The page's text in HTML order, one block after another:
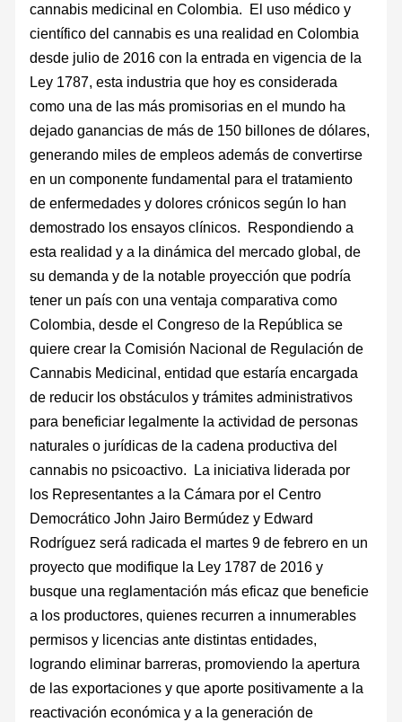
cannabis medicinal en Colombia. El uso médico y
científico del cannabis es una realidad en Colombia
desde julio de 2016 con la entrada en vigencia de la
Ley 1787, esta industria que hoy es considerada
como una de las más promisorias en el mundo ha
dejado ganancias de más de 150 billones de dólares,
generando miles de empleos además de convertirse
en un componente fundamental para el tratamiento
de enfermedades y dolores crónicos según lo han
demostrado los ensayos clínicos. Respondiendo a
esta realidad y a la dinámica del mercado global, de
su demanda y de la notable proyección que podría
tener un país con una ventaja comparativa como
Colombia, desde el Congreso de la República se
quiere crear la Comisión Nacional de Regulación de
Cannabis Medicinal, entidad que estaría encargada
de reducir los obstáculos y trámites administrativos
para beneficiar legalmente la actividad de personas
naturales o jurídicas de la cadena productiva del
cannabis no psicoactivo. La iniciativa liderada por
los Representantes a la Cámara por el Centro
Democrático John Jairo Bermúdez y Edward
Rodríguez será radicada el martes 9 de febrero en un
proyecto que modifique la Ley 1787 de 2016 y
busque una reglamentación más eficaz que beneficie
a los productores, quienes recurren a innumerables
permisos y licencias ante distintas entidades,
logrando eliminar barreras, promoviendo la apertura
de las exportaciones y que aporte positivamente a la
reactivación económica y a la generación de